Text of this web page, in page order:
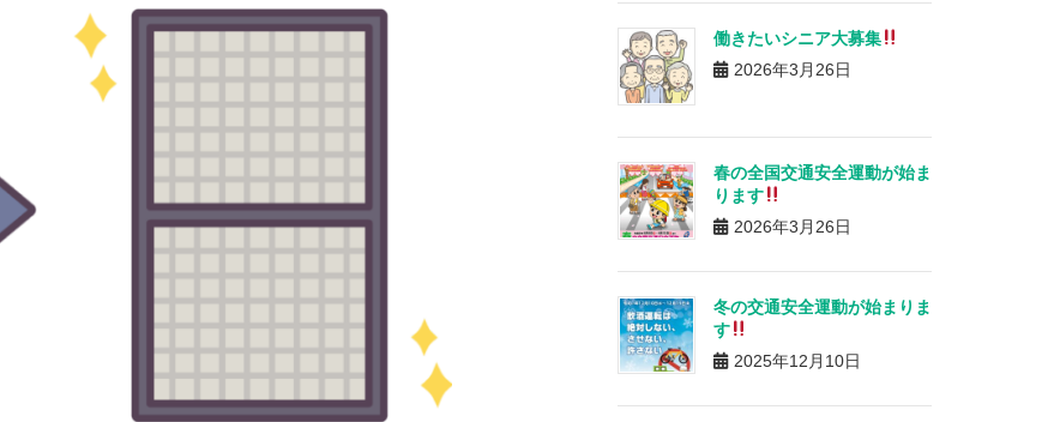
働きたいシニア大募集
2026年3月26日
春の全国交通安全運動が始ま
ります
2026年3月26日
冬の交通安全運動が始まりま
す
2025年12月10日